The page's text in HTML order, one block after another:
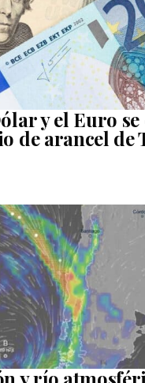
y el Euro
de arancel de